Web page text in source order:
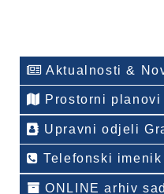
Aktualnosti &
Prostorni planovi
Upravni odjeli
Telefonski imenik
ONLINE arhiv